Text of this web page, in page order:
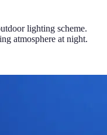
lighting scheme.
atmosphere at night.